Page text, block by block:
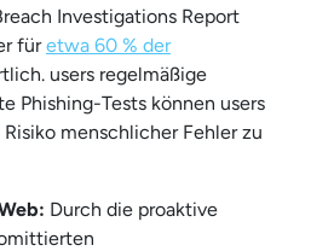
Investigations Report
füretwa 60 % der
users regelmäßige
Phishing-Tests können users
menschlicher Fehler zu
Durch die proaktive